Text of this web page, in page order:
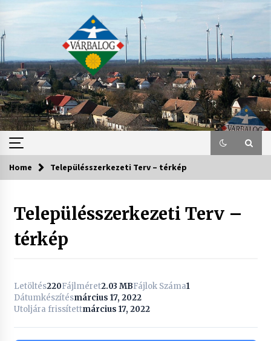
content
Home Településszerkezeti Terv – térkép
Településszerkezeti Terv –
térkép
Letöltés220Fájlméret2.03 MBFájlok Száma1
Dátumkészítésmárcius 17, 2022
Utoljára frissítettmárcius 17, 2022